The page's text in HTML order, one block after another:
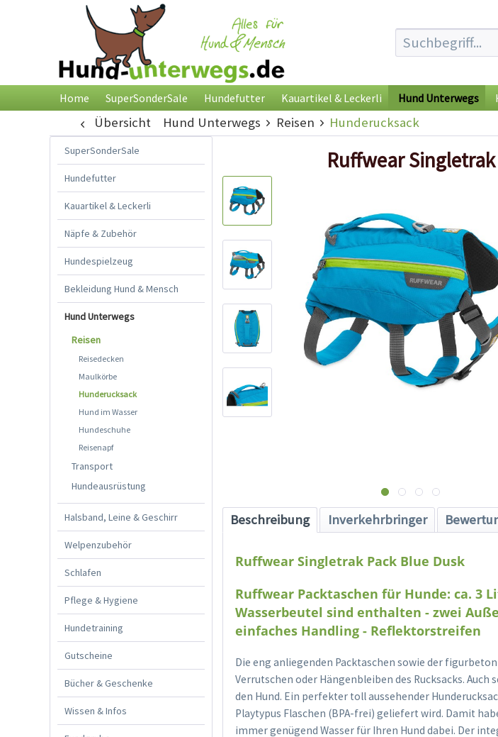
Home SuperSonderSale Hundefutter Kauartikel & Leckerli Hund Unterwegs
Übersicht Hund Unterwegs Reisen Hunderucksack
SuperSonderSale
Hundefutter
Kauartikel & Leckerli
Näpfe & Zubehör
Hundespielzeug
Bekleidung Hund & Mensch
Hund Unterwegs
Reisen
Reisedecken
Maulkörbe
Hunderucksack
Hund im Wasser
Hundeschuhe
Reisenapf
Transport
Hundeausrüstung
Halsband, Leine & Geschirr
Welpenzubehör
Schlafen
Pflege & Hygiene
Hundetraining
Gutscheine
Bücher & Geschenke
Wissen & Infos
Ruffwear
Beschreibung Inverkehrbringer
Ruffwear Singletrak Pack Blue Dusk
Ruffwear Packtaschen für Hunde: ca. 3
Wasserbeutel sind enthalten - zwei
einfaches Handling - Reflektorstreifen
Die eng anliegenden Packtaschen sowie der
Verrutschen oder Hängenbleiben des Rucksacks.
den Hund. Ein perfekter toll aussehender
Playtypus Flaschen (BPA-frei) geliefert wird. Damit
immer genügend Wasser für Ihren Hund dabei. Der